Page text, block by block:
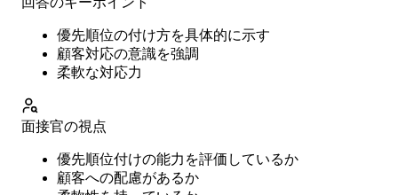
優先順位の付け方を具体的に示す
顧客対応の意識を強調
柔軟な対応力
面接官の視点
優先順位付けの能力を評価しているか
顧客への配慮があるか